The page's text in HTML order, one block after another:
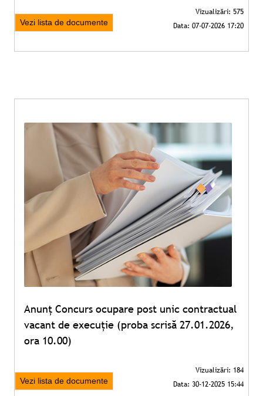
Vezi lista de documente
Anunț Concurs ocupare post unic contractual
vacant de execuție (proba scrisă 27.01.2026,
ora 10.00)
Vezi lista de documente